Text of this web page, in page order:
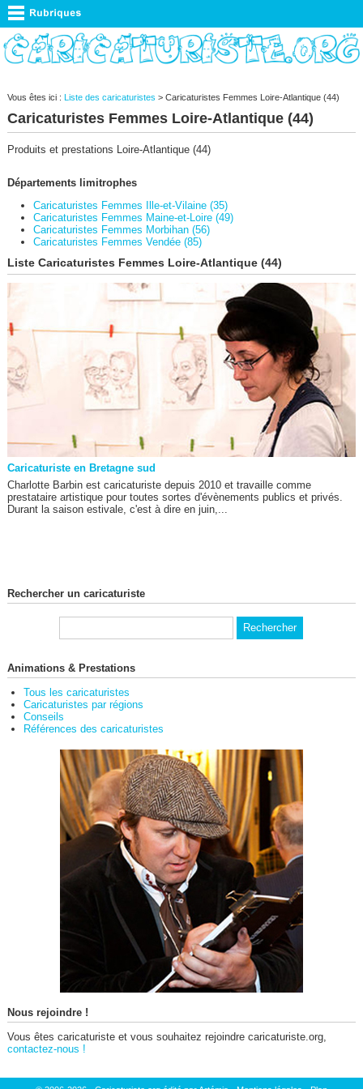
Vous êtes ici : Liste des caricaturistes > Caricaturistes Femmes Loire-Atlantique (44)
Caricaturistes Femmes Loire-Atlantique (44)
Produits et prestations Loire-Atlantique (44)
Départements limitrophes
Caricaturistes Femmes Ille-et-Vilaine (35)
Caricaturistes Femmes Maine-et-Loire (49)
Caricaturistes Femmes Morbihan (56)
Caricaturistes Femmes Vendée (85)
Liste Caricaturistes Femmes Loire-Atlantique (44)
Caricaturiste en Bretagne sud
Charlotte Barbin est caricaturiste depuis 2010 et travaille comme
prestataire artistique pour toutes sortes d'évènements publics et privés.
Durant la saison estivale, c'est à dire en juin,...
Rechercher un caricaturiste
Animations & Prestations
Tous les caricaturistes
Caricaturistes par régions
Conseils
Références des caricaturistes
Nous rejoindre !
Vous êtes caricaturiste et vous souhaitez rejoindre caricaturiste.org,
contactez-nous !